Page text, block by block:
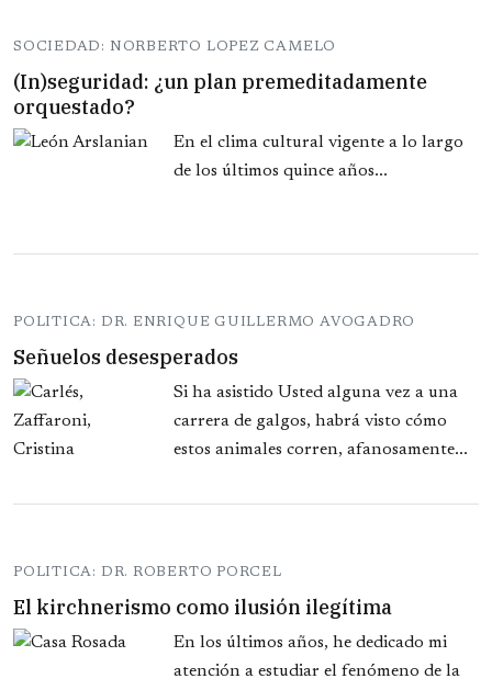
SOCIEDAD: NORBERTO LOPEZ CAMELO
(In)seguridad: ¿un plan premeditadamente
orquestado?
En el clima cultural vigente a lo largo
de los últimos quince años...
POLITICA: DR. ENRIQUE GUILLERMO AVOGADRO
Señuelos desesperados
Si ha asistido Usted alguna vez a una
carrera de galgos, habrá visto cómo
estos animales corren, afanosamente...
POLITICA: DR. ROBERTO PORCEL
El kirchnerismo como ilusión ilegítima
En los últimos años, he dedicado mi
atención a estudiar el fenómeno de la